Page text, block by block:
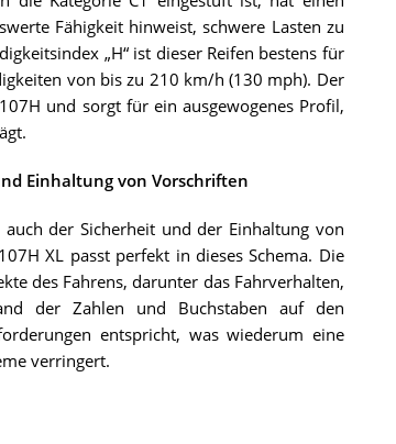
Fähigkeit hinweist, schwere Lasten zu
„H“ ist dieser Reifen bestens für
von bis zu 210 km/h (130 mph). Der
und sorgt für ein ausgewogenes Profil,
Einhaltung von Vorschriften
der Sicherheit und der Einhaltung von
XL passt perfekt in dieses Schema. Die
des Fahrens, darunter das Fahrverhalten,
der Zahlen und Buchstaben auf den
entspricht, was wiederum eine
verringert.